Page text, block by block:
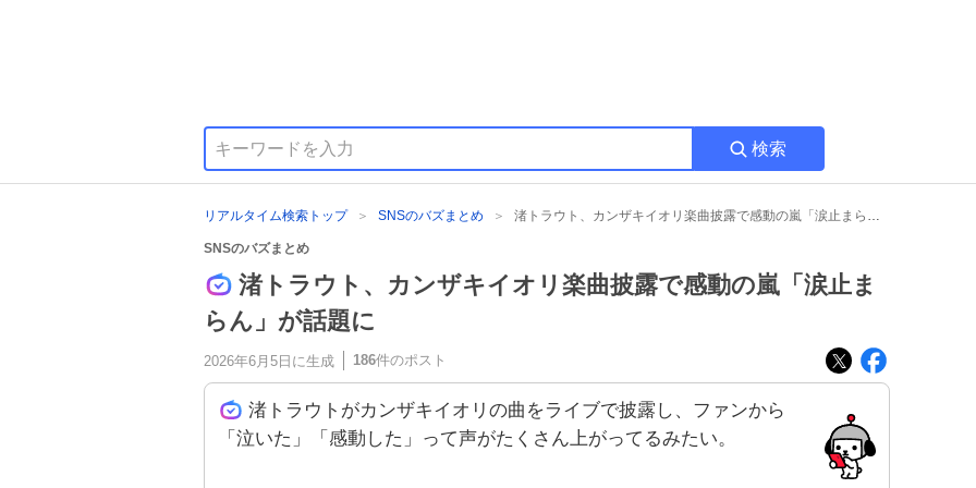
検索
リアルタイム検索トップ SNSのバズまとめ 渚トラウト、カンザキイオリ楽曲披露で感動の嵐「涙止まらん」が話題に
SNSのバズまとめ
渚トラウト、カンザキイオリ楽曲披露で感動の嵐「涙止ま
らん」が話題に
2026年6月5日 に生成 186件のポスト
渚トラウトがカンザキイオリの曲をライブで披露し、ファンから
「泣いた」「感動した」って声がたくさん上がってるみたい。